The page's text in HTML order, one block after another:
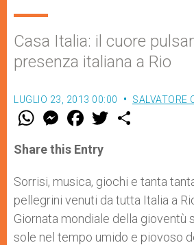
Casa Italia: il cuore
presenza italiana a Rio
LUGLIO 23, 2013 00:00 SALVATORE
W
t
s
p
p
M
e
s
e
g
e
r
F
a
e
b
o
k
w
r
Share this Entry
Sorrisi, musica, giochi e tanta
pellegrini venuti da tutta Italia a
Giornata mondiale della gioventù
sole nel tempo umido e piovoso